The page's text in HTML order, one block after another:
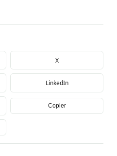
X
LinkedIn
Copier